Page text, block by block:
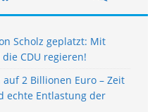
Scholz geplatzt: Mit
CDU regieren!
2 Billionen Euro – Zeit
echte Entlastung der